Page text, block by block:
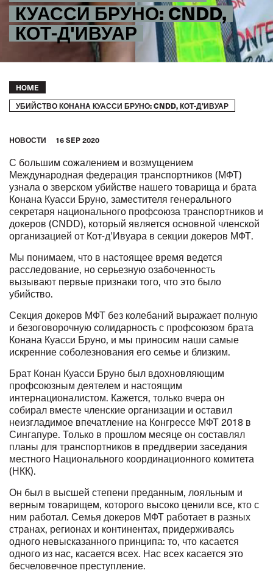
КУАССИ БРУНО: CNDD,
КОТ-Д'ИВУАР
Breadcrumb
HOME
УБИЙСТВО КОНАНА КУАССИ БРУНО: CNDD, КОТ-Д'ИВУАР
HОВОСТИ 16 SEP 2020
С большим сожалением и возмущением
Международная федерация транспортников (МФТ)
узнала о зверском убийстве нашего товарища и брата
Конана Куасси Бруно, заместителя генерального
секретаря национального профсоюза транспортников и
докеров (CNDD), который является основной членской
организацией от Кот-д'Ивуара в секции докеров МФТ.
Мы понимаем, что в настоящее время ведется
расследование, но серьезную озабоченность
вызывают первые признаки того, что это было
убийство.
Секция докеров МФТ без колебаний выражает полную
и безоговорочную солидарность с профсоюзом брата
Конана Куасси Бруно, и мы приносим наши самые
искренние соболезнования его семье и близким.
Брат Конан Куасси Бруно был вдохновляющим
профсоюзным деятелем и настоящим
интернационалистом. Кажется, только вчера он
собирал вместе членские организации и оставил
неизгладимое впечатление на Конгрессе МФТ 2018 в
Сингапуре. Только в прошлом месяце он составлял
планы для транспортников в преддверии заседания
местного Национального координационного комитета
(НКК).
Он был в высшей степени преданным, лояльным и
верным товарищем, которого высоко ценили все, кто с
ним работал. Семья докеров МФТ работает в разных
странах, регионах и континентах, придерживаясь
одного невысказанного принципа: то, что касается
одного из нас, касается всех. Нас всех касается это
бесчеловечное преступление.